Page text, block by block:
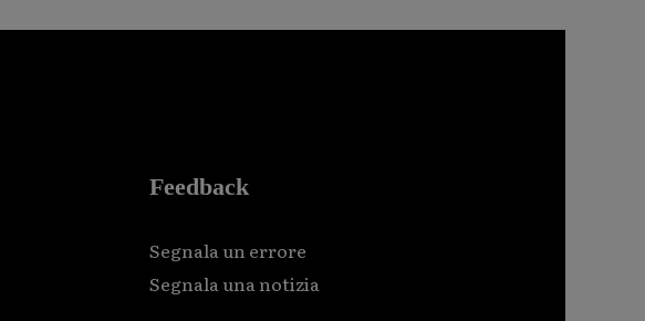
Feedback
Segnala un errore
Segnala una notizia